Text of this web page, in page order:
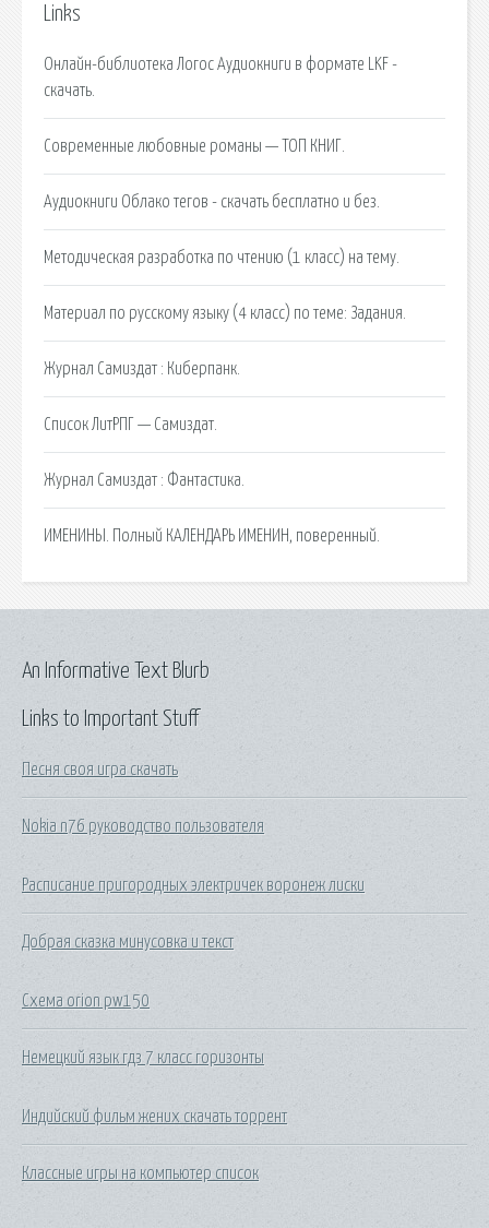
Links
Онлайн-библиотека Логос Аудиокниги в формате LKF -
скачать.
Современные любовные романы — ТОП КНИГ.
Аудиокниги Облако тегов - скачать бесплатно и без.
Методическая разработка по чтению (1 класс) на тему.
Материал по русскому языку (4 класс) по теме: Задания.
Журнал Самиздат : Киберпанк.
Список ЛитРПГ — Самиздат.
Журнал Самиздат : Фантастика.
ИМЕНИНЫ. Полный КАЛЕНДАРЬ ИМЕНИН, поверенный.
Links to Important Stuff
Песня своя игра скачать
Nokia n76 руководство пользователя
Расписание пригородных электричек воронеж лиски
Добрая сказка минусовка и текст
Схема orion pw150
Немецкий язык гдз 7 класс горизонты
Индийский фильм жених скачать торрент
Классные игры на компьютер список
An Informative Text Blurb